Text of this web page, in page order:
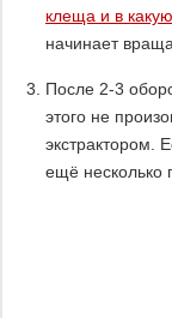
клеща и в
начинает
После 2-3
этого не
экстрактором.
ещё несколько